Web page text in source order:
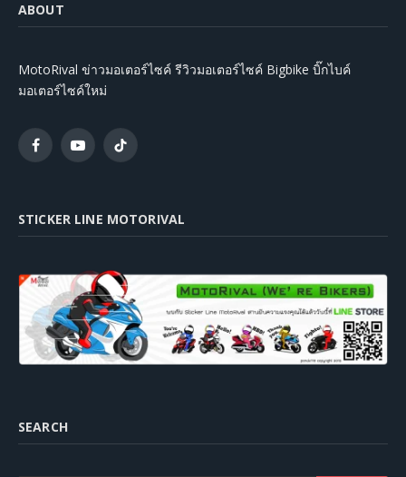
ABOUT
MotoRival ข่าวมอเตอร์ไซค์ รีวิวมอเตอร์ไซค์ Bigbike บิ๊กไบค์
มอเตอร์ไซค์ใหม่
FacebookYouTubeTikTok
STICKER LINE MOTORIVAL
SEARCH